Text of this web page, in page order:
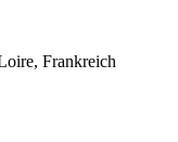
Frankreich